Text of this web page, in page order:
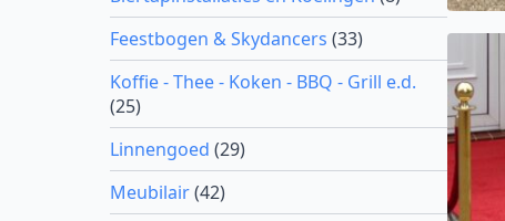
Feestbogen & Skydancers (33)
Koffie - Thee - Koken - BBQ - Grill e.d.
(25)
Linnengoed (29)
Meubilair(42)